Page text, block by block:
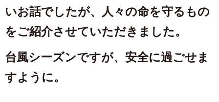
いお話でしたが、人々の命を守るもの
をご紹介させていただきました。
台風シーズンですが、安全に過ごせま
すように。